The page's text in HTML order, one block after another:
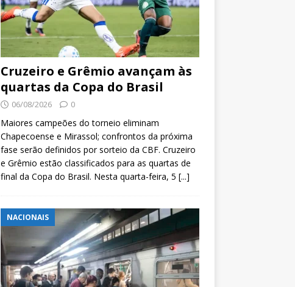
Cruzeiro e Grêmio avançam às
quartas da Copa do Brasil
06/08/2026 0
Maiores campeões do torneio eliminam
Chapecoense e Mirassol; confrontos da próxima
fase serão definidos por sorteio da CBF. Cruzeiro
e Grêmio estão classificados para as quartas de
final da Copa do Brasil. Nesta quarta-feira, 5 [...]
NACIONAIS